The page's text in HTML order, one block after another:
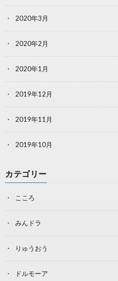
2020年3月
2020年2月
2020年1月
2019年12月
2019年11月
2019年10月
カテゴリー
こころ
みんドラ
りゅうおう
ドルモーア